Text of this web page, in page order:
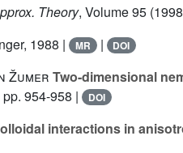
Theory, Volume 95
1988 | MR | DOI
Žumer Two-dimensional
954-958 | DOI
interactions in